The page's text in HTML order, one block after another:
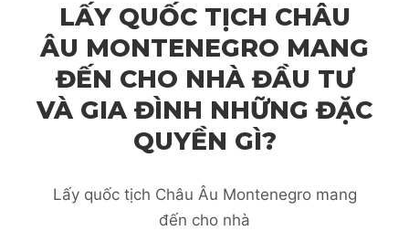
LẤY QUỐC TỊCH CHÂU
ÂU MONTENEGRO MANG
ĐẾN CHO NHÀ ĐẦU TƯ
VÀ GIA ĐÌNH NHỮNG ĐẶC
QUYỀN GÌ?
Lấy quốc tịch Châu Âu Montenegro mang
đến cho nhà